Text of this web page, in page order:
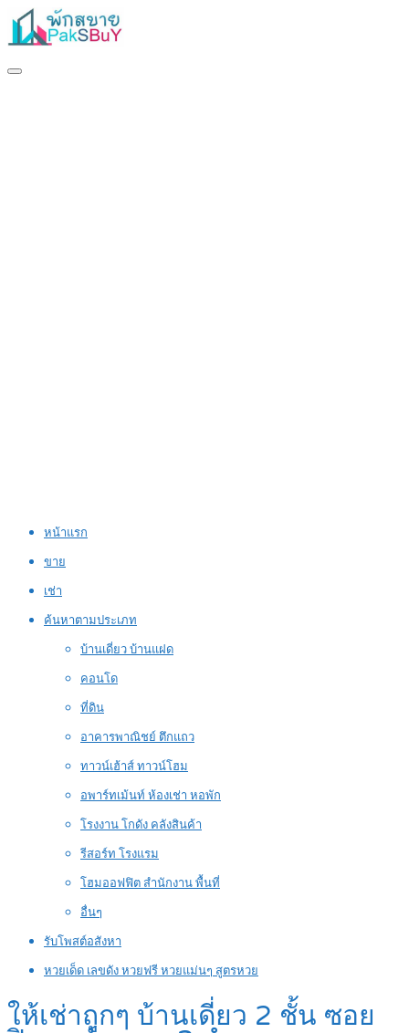
หน้าแรก
ขาย
เช่า
ค้นหาตามประเภท
บ้านเดี่ยว บ้านแฝด
คอนโด
ที่ดิน
อาคารพาณิชย์ ตึกแถว
ทาวน์เฮ้าส์ ทาวน์โฮม
อพาร์ทเม้นท์ ห้องเช่า หอพัก
โรงงาน โกดัง คลังสินค้า
รีสอร์ท โรงแรม
โฮมออฟฟิต สำนักงาน พื้นที่
อื่นๆ
รับโพสต์อสังหา
หวยเด็ด เลขดัง หวยฟรี หวยแม่นๆ สูตรหวย
ให้เช่าถูกๆ บ้านเดี่ยว 2 ชั้น ซอย